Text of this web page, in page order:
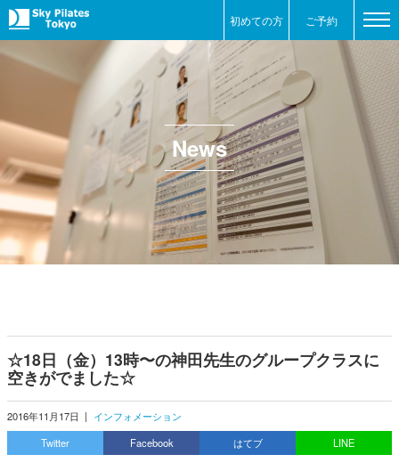
初めての方 ご予約
News
☆18日（金）13時〜の神田先生のグループクラスに
空きがでました☆
2016年11月17日 | インフォメーション
Twitter
Facebook はてブ LINE